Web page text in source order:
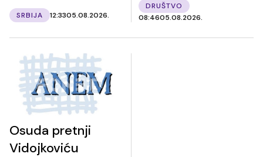
SRBIJA 12:3305.08.2026.
DRUŠTVO
08:4605.08.2026.
Osuda pretnji
Vidojkoviću